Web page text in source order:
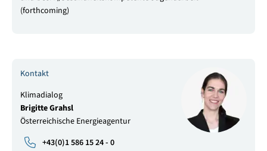
(forthcoming)
Kontakt
Klimadialog
Brigitte Grahsl
Österreichische Energieagentur
+43(0)1 586 15 24 - 0